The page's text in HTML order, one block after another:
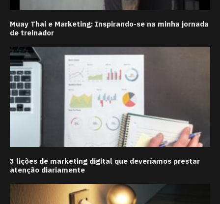
Muay Thai e Marketing: Inspirando-se na minha jornada
de treinador
3 lições de marketing digital que deveríamos prestar
atenção diariamente